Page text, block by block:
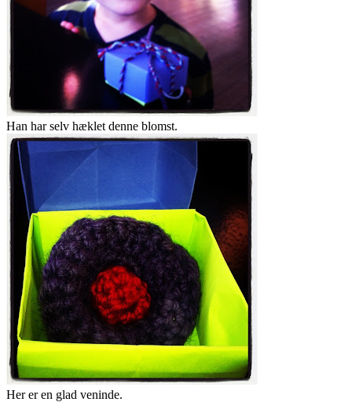
Han har selv hæklet denne blomst.
Her er en glad veninde.